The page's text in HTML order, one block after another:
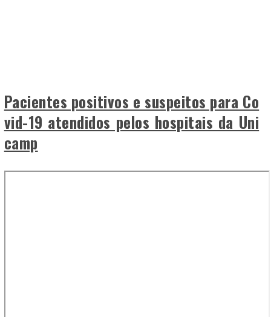
Pacientes positivos e suspeitos para Co
vid-19 atendidos pelos hospitais da Uni
camp